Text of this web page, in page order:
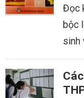
Đọc
bộc
sinh